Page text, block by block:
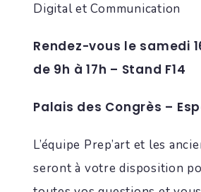
Digital et Communication
Rendez-vous le samedi
de 9h à 17h – Stand F14
Palais des Congrès –
L’équipe Prep’art et les
seront à votre disposition